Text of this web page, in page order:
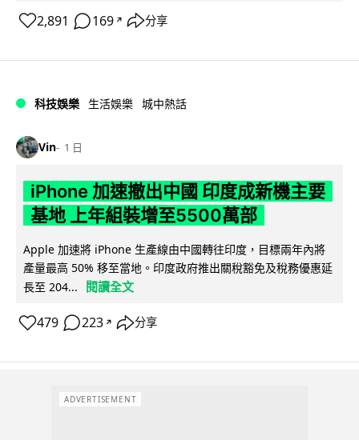
2,891 169 ↗ 分享
科技娛樂 生活娛樂 城中熱話
Vin 1 日
iPhone 加速撤出中國 印度成新機主要
基地 上年組裝增至5500萬部
Apple 加速將 iPhone 生產線由中國轉往印度，目標兩年內將
產量最高 50% 移至當地。印度政府推出關稅豁免及稅務優惠延
長至 204...
閱讀全文
479 223 ↗ 分享
ADVERTISEMENT